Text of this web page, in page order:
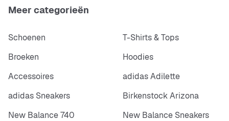
Meer categorieën
Schoenen
T-Shirts & Tops
Broeken
Hoodies
Accessoires
adidas Adilette
adidas Sneakers
Birkenstock Arizona
New Balance 740
New Balance Sneakers